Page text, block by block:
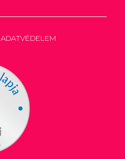
ADATVÉDELEM